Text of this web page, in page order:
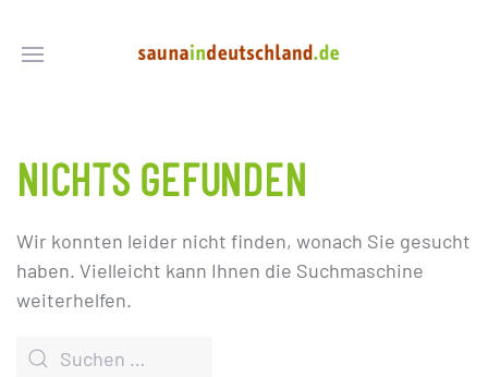
NICHTS GEFUNDEN
Wir konnten leider nicht finden, wonach Sie gesucht
haben. Vielleicht kann Ihnen die Suchmaschine
weiterhelfen.